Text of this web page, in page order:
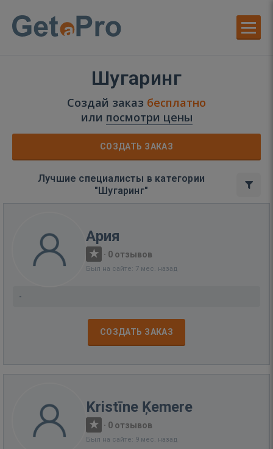
Шугаринг
Создай заказ бесплатно
или посмотри цены
СОЗДАТЬ ЗАКАЗ
Лучшие специалисты в категории
"Шугаринг"
Ария
· 0 отзывов
Был на сайте: 7 мес. назад
-
СОЗДАТЬ ЗАКАЗ
Kristīne Ķemere
· 0 отзывов
Был на сайте: 9 мес. назад